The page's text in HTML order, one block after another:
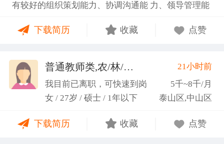
有较好的组织策划能力、协调沟通能 力、领导管理能
务； 学习能力：有清晰的自我定位，能够很好地吸纳
做事认真细心，具有较强的执行力、高度敬业精神、
良好的职业操 守和团队协作精神。
下载简历 收藏 点赞
普通教师类,农/林/牧/渔业 (张卓璐)21小时前
我目前已离职，可快速到岗
5千~8千/月
女 / 27岁 / 硕士 / 1年以下
泰山区,中山区
下载简历 收藏 点赞